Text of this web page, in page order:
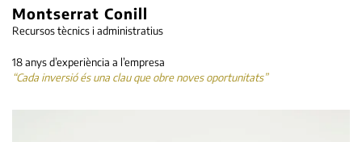
Montserrat Conill
Recursos tècnics i administratius
18 anys d’experiència a l’empresa
“Cada inversió és una clau que obre noves oportunitats”